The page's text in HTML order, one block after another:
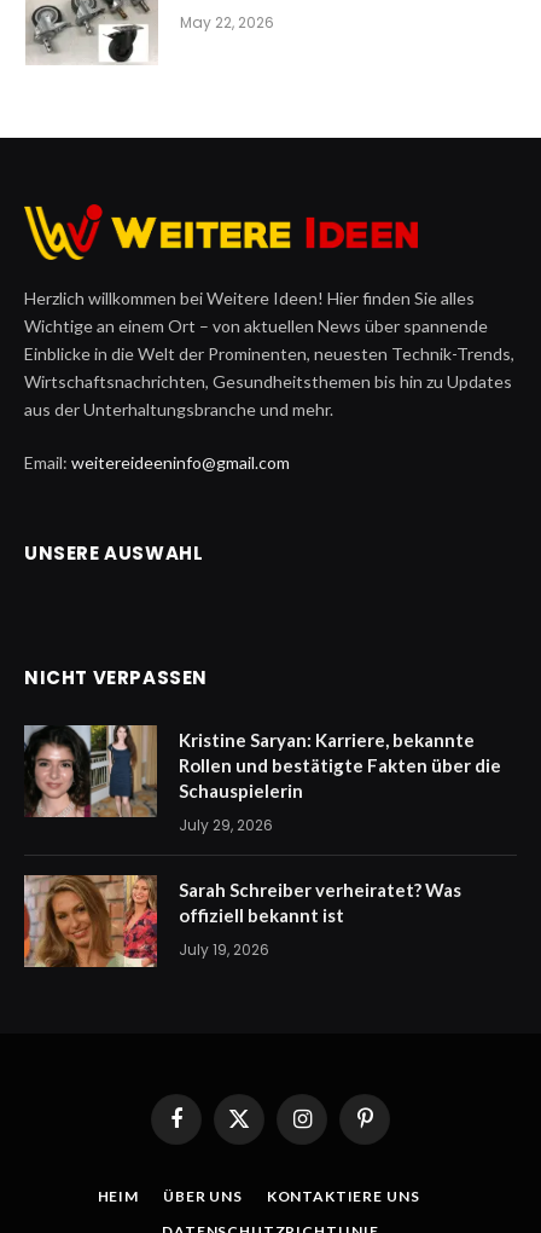
May 22, 2026
Herzlich willkommen bei Weitere Ideen! Hier finden Sie alles
Wichtige an einem Ort – von aktuellen News über spannende
Einblicke in die Welt der Prominenten, neuesten Technik-Trends,
Wirtschaftsnachrichten, Gesundheitsthemen bis hin zu Updates
aus der Unterhaltungsbranche und mehr.
Email: weitereideeninfo@gmail.com
UNSERE AUSWAHL
NICHT VERPASSEN
Kristine Saryan: Karriere, bekannte
Rollen und bestätigte Fakten über die
Schauspielerin
July 29, 2026
Sarah Schreiber verheiratet? Was
offiziell bekannt ist
July 19, 2026
FacebookX
(Twitter)
InstagramPinterest
HEIM ÜBER UNS
KONTAKTIERE UNS